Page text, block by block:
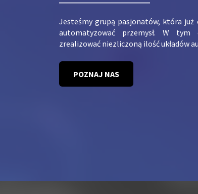
Jesteśmy grupą pasjonatów, która
automatyzować przemysł. W tym
zrealizować niezliczoną ilość układów
POZNAJ NAS